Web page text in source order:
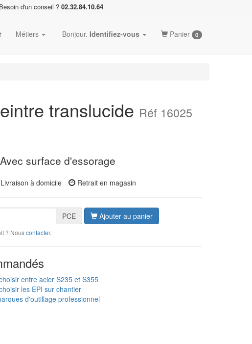
Besoin d'un conseil ? 02.32.84.10.64
Métiers Bonjour. Identifiez-vous Panier 0
translucide Réf 16025
surface d'essorage
à domicile Retrait en magasin
PCE Ajouter au panier
? Nouscontacter.
entre acier S235 et S355
les EPI sur chantier
d'outillage professionnel